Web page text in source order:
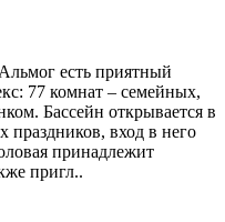
есть приятный
77 комнат – семейных,
Бассейн открывается в
праздников, вход в него
принадлежит
пригл..